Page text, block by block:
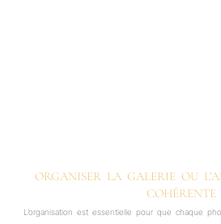
ORGANISER LA GALERIE OU
COHÉRENTE
L’organisation est essentielle pour que chaque